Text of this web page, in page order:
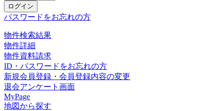
パスワードをお忘れの方
物件検索結果
物件詳細
物件資料請求
ID・パスワードをお忘れの方
新規会員登録・会員登録内容の変更
退会アンケート画面
MyPage
地図から探す